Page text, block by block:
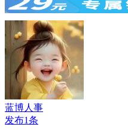
蓝博人事
发布1条